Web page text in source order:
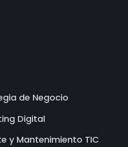
de Negocio
Digital
y Mantenimiento TIC